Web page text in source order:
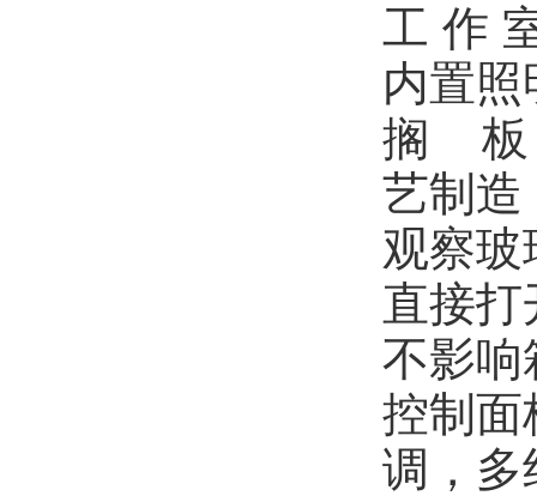
工 作
内置照
搁 板
艺制造
观察玻
直接
不影响
控制面
调，多